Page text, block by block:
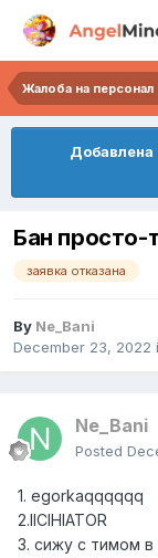
Жалоба на персонал
Бан просто-
заявка отказана
By Ne_Bani
December 23, 2022
Ne_Bani
Posted
1. egorkaqqqqqq
2.IICIHIATOR
3. сижу с тимом в